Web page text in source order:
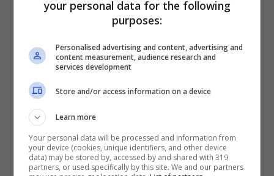
your personal data for the following
purposes:
Personalised advertising and content, advertising and
content measurement, audience research and
services development
Store and/or access information on a device
Learn more
Your personal data will be processed and information from
your device (cookies, unique identifiers, and other device
data) may be stored by, accessed by and shared with 319
partners, or used specifically by this site. We and our partners